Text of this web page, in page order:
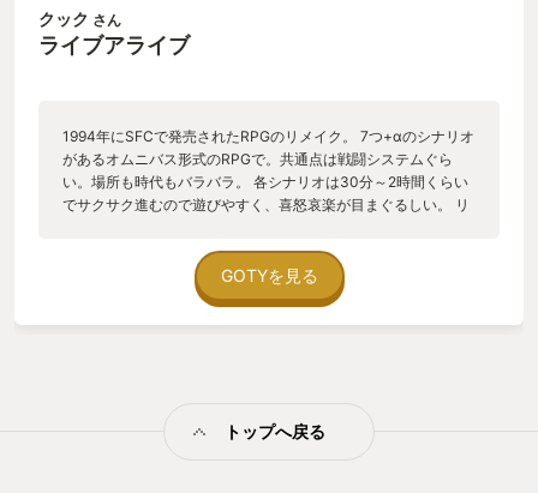
クック さん
ライブアライブ
1994年にSFCで発売されたRPGのリメイク。 7つ+αのシナリオ
があるオムニバス形式のRPGで。共通点は戦闘システムぐら
い。場所も時代もバラバラ。 各シナリオは30分～2時間くらい
でサクサク進むので遊びやすく、喜怒哀楽が目まぐるしい。 リ
画像、豪華なBGM、イメージ通りのボイス、痒い所に手が届く
仕様の簡略化。 プレイ中ずっと懐かさに応えてくれるクオリテ
GOTYを見る
トップへ戻る